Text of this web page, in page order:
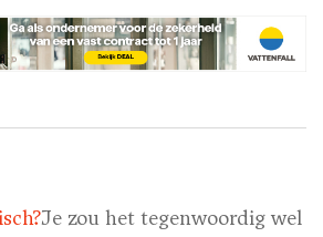
Je zou het tegenwoordig wel